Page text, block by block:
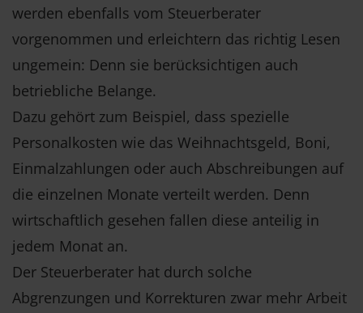
werden ebenfalls vom Steuerberater
vorgenommen und erleichtern das richtig Lesen
ungemein: Denn sie berücksichtigen auch
betriebliche Belange.
Dazu gehört zum Beispiel, dass spezielle
Personalkosten wie das Weihnachtsgeld, Boni,
Einmalzahlungen oder auch Abschreibungen auf
die einzelnen Monate verteilt werden. Denn
wirtschaftlich gesehen fallen diese anteilig in
jedem Monat an.
Der Steuerberater hat durch solche
Abgrenzungen und Korrekturen zwar mehr Arbeit